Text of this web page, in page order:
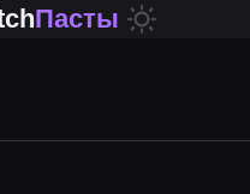
Пасты